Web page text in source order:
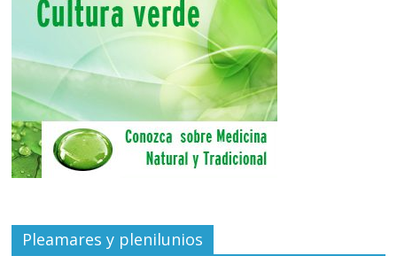
Pleamares y plenilunios